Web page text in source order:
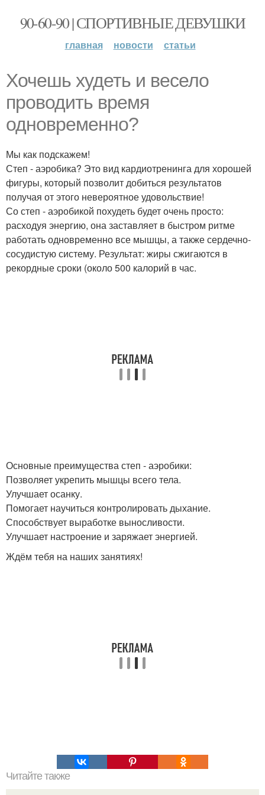
90-60-90 | СПОРТИВНЫЕ ДЕВУШКИ
главная новости статьи
Хочешь худеть и весело
проводить время
одновременно?
Мы как подскажем!
Степ - аэробика? Это вид кардиотренинга для хорошей
фигуры, который позволит добиться результатов
получая от этого невероятное удовольствие!
Со степ - аэробикой похудеть будет очень просто:
расходуя энергию, она заставляет в быстром ритме
работать одновременно все мышцы, а также сердечно-
сосудистую систему. Результат: жиры сжигаются в
рекордные сроки (около 500 калорий в час.
Основные преимущества степ - аэробики:
Позволяет укрепить мышцы всего тела.
Улучшает осанку.
Помогает научиться контролировать дыхание.
Способствует выработке выносливости.
Улучшает настроение и заряжает энергией.
Ждём тебя на наших занятиях!
Читайте также